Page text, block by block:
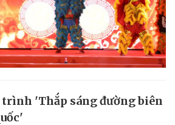
trình 'Thắp sáng đường biên